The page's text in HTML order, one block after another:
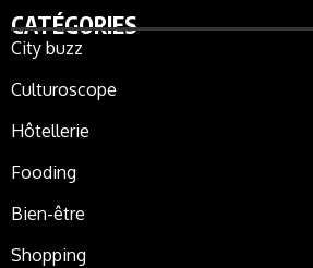
CATÉGORIES
City buzz
Culturoscope
Hôtellerie
Fooding
Bien-être
Shopping